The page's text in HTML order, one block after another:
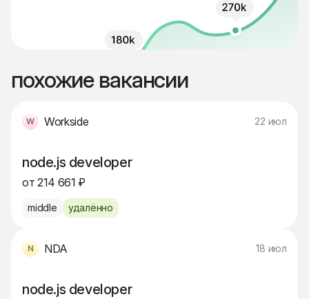
похожие вакансии
Workside 22 июл
node.js developer
от 214 661 ₽
middle удалённо
NDA 18 июл
node.js developer